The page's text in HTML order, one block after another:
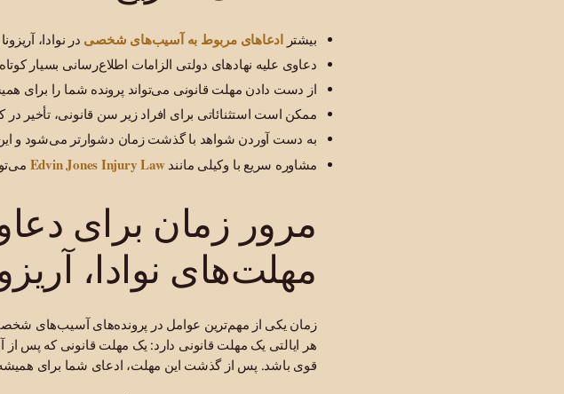
بیشترادعاهای مربوط به آسیب‌های شخصی در نوادا،
دعاوی علیه نهادهای دولتی الزامات اطلاع‌رسانی بسیار
از دست دادن مهلت قانونی می‌تواند پرونده شما را برای
ممکن است استثنائاتی برای افراد زیر سن قانونی،
به دست آوردن شواهد با گذشت زمان دشوارتر می‌شود و این
مشاوره سریع با وکیلی مانندEdvin Jones Injury Law
مرور زمان برای
مهلت‌های نوادا،
زمان یکی از مهم‌ترین عوامل در پرونده‌های آسیب‌های
هر ایالتی یک مهلت قانونی دارد: یک مهلت قانونی که پس از
قوی باشد. پس از گذشت این مهلت، ادعای شما برای